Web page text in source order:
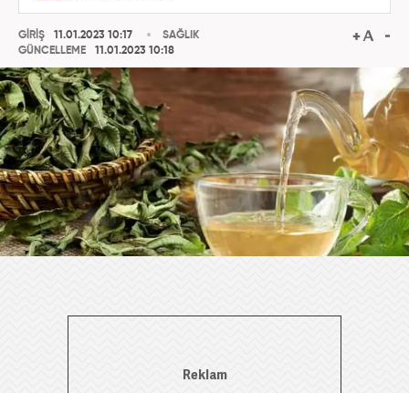
GİRİŞ
11.01.2023 10:17
GÜNCELLEME
11.01.2023 10:18
SAĞLIK